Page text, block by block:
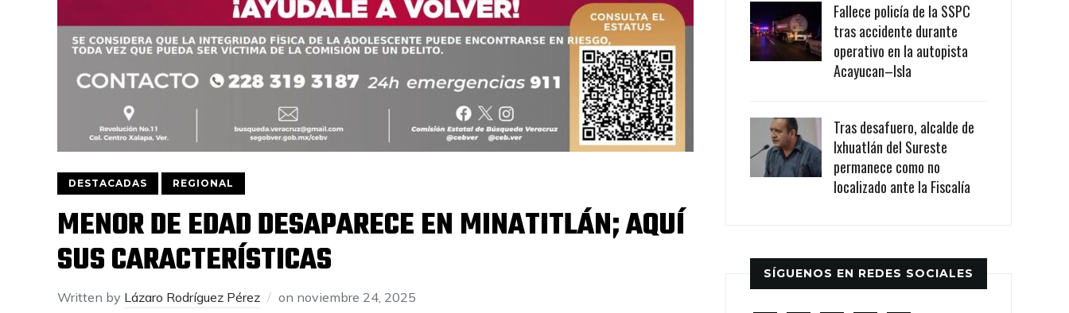
DESTACADAS REGIONAL
MENOR DE EDAD DESAPARECE EN MINATITLÁN; AQUÍ
SUS CARACTERÍSTICAS
Written by Lázaro Rodríguez Pérez on noviembre 24, 2025
Fallece policía de la SSPC
tras accidente durante
operativo en la autopista
Acayucan–Isla
Tras desafuero, alcalde de
Ixhuatlán del Sureste
permanece como no
localizado ante la Fiscalía
SÍGUENOS EN REDES SOCIALES